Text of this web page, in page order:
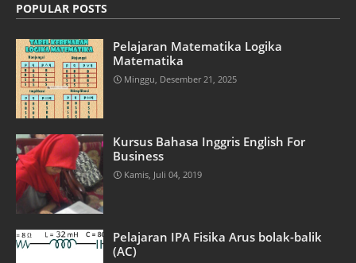
POPULAR POSTS
Pelajaran Matematika Logika
Matematika
Minggu, Desember 21, 2025
Kursus Bahasa Inggris English For
Business
Kamis, Juli 04, 2019
Pelajaran IPA Fisika Arus bolak-balik
(AC)